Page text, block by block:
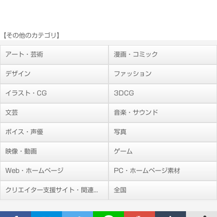
【その他のカテゴリ】
アート・芸術 漫画・コミック
デザイン ファッション
イラスト・CG 3DCG
文芸 音楽・サウンド
ボイス・声優 写真
映像・動画 ゲーム
Web・ホームページ PC・ホームページ素材
クリエイター支援サイト・関連施設 全国